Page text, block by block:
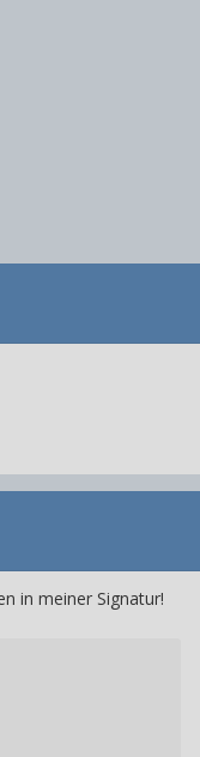
in meiner Signatur!